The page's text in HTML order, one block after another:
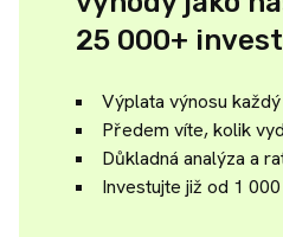
25 000+
Výplata výnosu
Předem víte, kolik
Důkladná analýza a
Investujte již od 1